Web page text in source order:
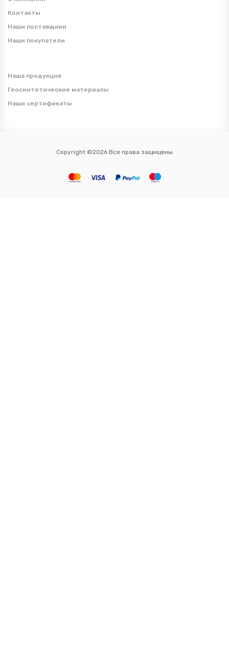
Контакты
Наши поставщики
Наши покупатели
Наша продукция
Геосинтетические материалы
Наши сертификаты
Copyright ©2026 Все права защищены